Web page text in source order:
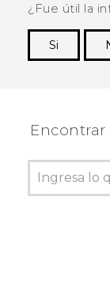
¿Fue útil la
Si
Encontrar